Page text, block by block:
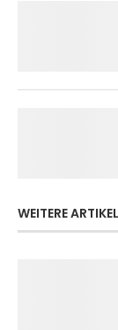
WEITERE ARTIKEL